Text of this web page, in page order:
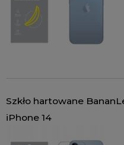
Szkło hartowane
iPhone 14